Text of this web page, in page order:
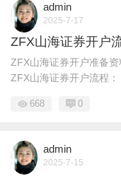
admin
2025-7-17
ZFX山海证券开户
ZFX山海证券开户准备
ZFX山海证券开户流程：
668 0
admin
2025-7-15